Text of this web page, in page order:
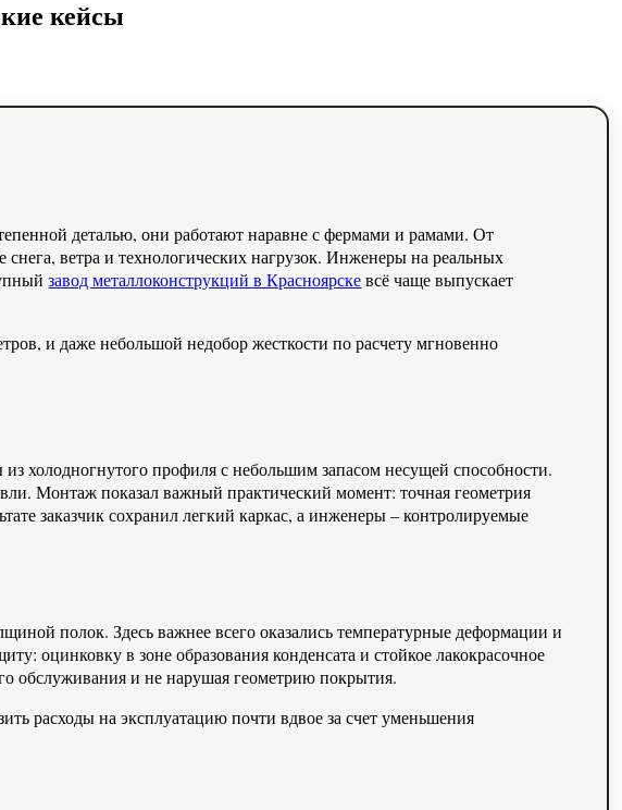
кейсы
деталью, они работают наравне с фермами и рамами. От
ветра и технологических нагрузок. Инженеры на реальных
завод металлоконструкций в Красноярскевсё чаще выпускает
и даже небольшой недобор жесткости по расчету мгновенно
холодногнутого профиля с небольшим запасом несущей способности.
Монтаж показал важный практический момент: точная геометрия
заказчик сохранил легкий каркас, а инженеры – контролируемые
полок. Здесь важнее всего оказались температурные деформации и
оцинковку в зоне образования конденсата и стойкое лакокрасочное
обслуживания и не нарушая геометрию покрытия.
расходы на эксплуатацию почти вдвое за счет уменьшения